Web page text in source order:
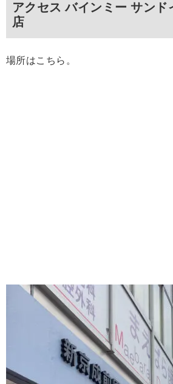
アクセス バインミー サンド
店
場所はこちら。